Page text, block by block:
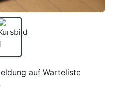
auf Warteliste